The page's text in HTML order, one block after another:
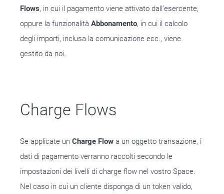
Flows, in cui il pagamento viene attivato dall’esercente,
oppure la funzionalità Abbonamento, in cui il calcolo
degli importi, inclusa la comunicazione ecc., viene
gestito da noi.
Charge Flows
Se applicate un Charge Flow a un oggetto transazione, i
dati di pagamento verranno raccolti secondo le
impostazioni dei livelli di charge flow nel vostro Space.
Nel caso in cui un cliente disponga di un token valido,